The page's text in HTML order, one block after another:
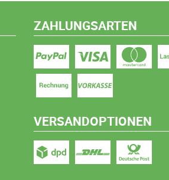
ZAHLUNGSARTEN
VERSANDOPTIONEN